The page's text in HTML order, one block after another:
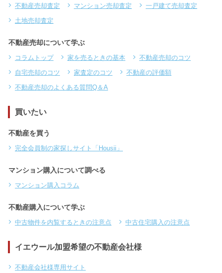
不動産売却査定 マンション売却査定
一戸建て売却査定
土地売却査定
不動産売却について学ぶ
コラムトップ 家を売るときの基本
不動産売却のコツ
自宅売却のコツ
家査定のコツ
不動産の評価額
不動産売却のよくある質問Q＆A
買いたい
不動産を買う
完全会員制の家探しサイト「Housii」
マンション購入について調べる
マンション購入コラム
不動産購入について学ぶ
中古物件を内覧するときの注意点 中古住宅購入の注意点
イエウール加盟希望の不動産会社様
不動産会社様専用サイト